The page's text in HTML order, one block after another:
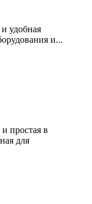
удобная
и...
простая в
для